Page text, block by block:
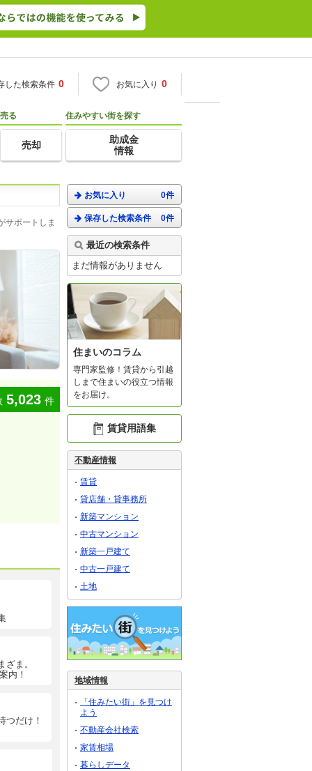
した検索条件 0 お気に入り 0
売る
売却
住みやすい街を探す
助成金
情報
サポートしま
5,023 件
ま。
内！
つだけ！
お気に入り 0件
保存した検索条件 0件
最近の検索条件
まだ情報がありません
住まいのコラム
専門家監修！賃貸から引越
しまで住まいの役立つ情報
をお届け。
賃貸用語集
不動産情報
賃貸
貸店舗・貸事務所
新築マンション
中古マンション
新築一戸建て
中古一戸建て
土地
地域情報
「住みたい街」を見つけ
よう
不動産会社検索
家賃相場
暮らしデータ